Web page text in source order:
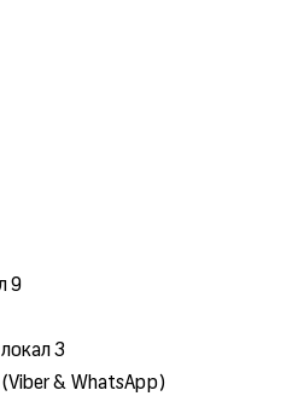
9
3
& WhatsApp)